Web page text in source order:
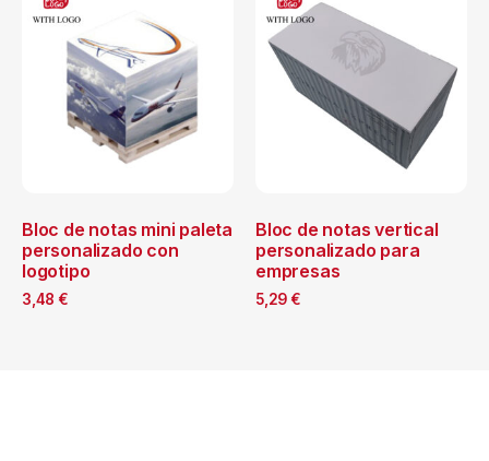
Bloc de notas mini paleta
personalizado con
logotipo
3,48 €
Bloc de notas vertical
personalizado para
empresas
5,29 €